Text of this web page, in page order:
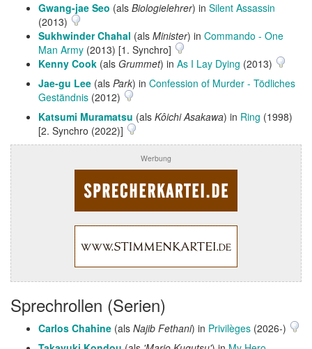
Gwang-jae Seo (als Biologielehrer) in Silent Assassin
(2013)
Sukhwinder Chahal (als Minister) in Commando - One
Man Army (2013) [1. Synchro]
Kenny Cook (als Grummet) in As I Lay Dying (2013)
Jae-gu Lee (als Park) in Confession of Murder - Tödliches
Geständnis (2012)
Katsumi Muramatsu (als Kôichi Asakawa) in Ring (1998)
[2. Synchro (2022)]
Werbung
Sprechrollen (Serien)
Carlos Chahine (als Najib Fethani) in Privilèges (2026-)